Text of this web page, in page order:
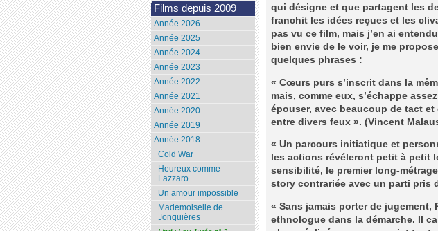
qui désigne et que partagent les
franchit les idées reçues et les
pas vu ce film, mais j’en ai
bien envie de le voir, je me
quelques phrases :
« Cœurs purs s’inscrit dans la
mais, comme eux, s’échappe
épouser, avec beaucoup de tact
entre divers feux ». (Vincent
« Un parcours initiatique et
les actions révéleront petit à petit
sensibilité, le premier long-
story contrariée avec un parti pris
« Sans jamais porter de jugement,
ethnologue dans la démarche. Il
Films depuis 2009
Année 2026
Année 2025
Année 2024
Année 2023
Année 2022
Année 2021
Année 2020
Année 2019
Année 2018
Cold War
Heureux comme
Lazzaro
Un amour impossible
Mademoiselle de
Jonquières